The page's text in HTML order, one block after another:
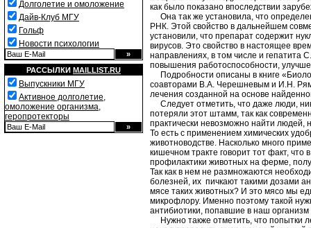
Долголетие и омоложение
Дайв-Клуб МГУ
Гольф
Новости психологии
РАССЫЛКИ MAILLIST.RU
Выпускники МГУ
Активное долголетие,
омоложение организма,
геропротекторы
как было показано впоследствии
Она так же установила, что
РНК. Этой свойство в дальнейшем
установили, что препарат содержит
вирусов. Это свойство в настоящее
направлениях, в том числе и гепатита
повышения работоспособности,
Подробности описаны в книге
соавторами В.А. Черешневым и И.Н.
лечения созданной на основе
Следует отметить, что даже люди,
потеряли этот штамм, так как
практически невозможно найти людей,
То есть с применением химических
животноводстве. Насколько много
кишечном тракте говорит тот факт, что
профилактики животных на ферме,
Так как в нем не размножаются
болезней, их пичкают такими дозами
мясе таких животных? И это мясо мы
микрофлору. Именно поэтому такой
антибиотики, попавшие в наш
Нужно также отметить, что попытки